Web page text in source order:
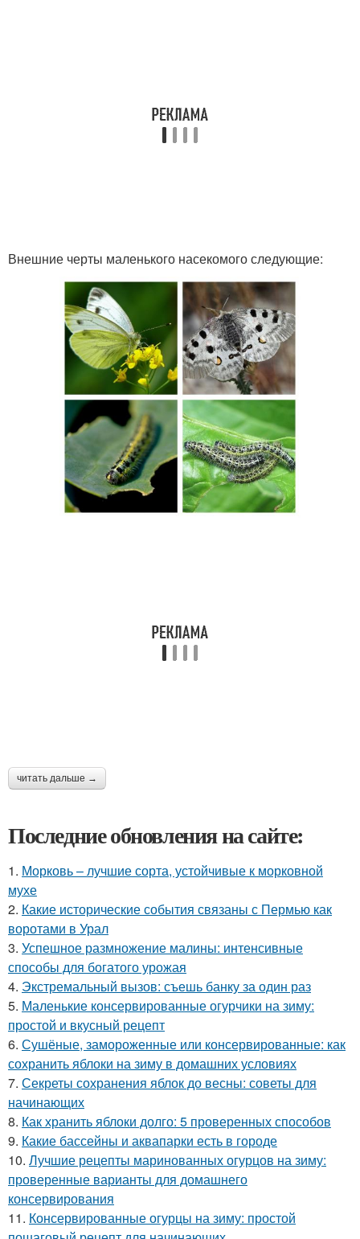
Внешние черты маленького насекомого следующие:
читать дальше →
Последние обновления на сайте:
1. Морковь – лучшие сорта, устойчивые к морковной
мухе
2. Какие исторические события связаны с Пермью как
воротами в Урал
3. Успешное размножение малины: интенсивные
способы для богатого урожая
4. Экстремальный вызов: съешь банку за один раз
5. Маленькие консервированные огурчики на зиму:
простой и вкусный рецепт
6. Сушёные, замороженные или консервированные: как
сохранить яблоки на зиму в домашних условиях
7. Секреты сохранения яблок до весны: советы для
начинающих
8. Как хранить яблоки долго: 5 проверенных способов
9. Какие бассейны и аквапарки есть в городе
10. Лучшие рецепты маринованных огурцов на зиму:
проверенные варианты для домашнего
консервирования
11. Консервированные огурцы на зиму: простой